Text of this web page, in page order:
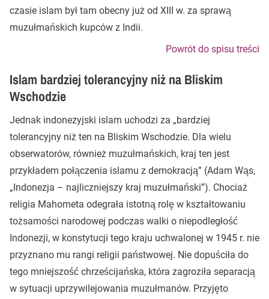
czasie islam był tam obecny już od XIII w. za sprawą
muzułmańskich kupców z Indii.
Powrót do spisu treści
Islam bardziej tolerancyjny niż na Bliskim
Wschodzie
Jednak indonezyjski islam uchodzi za „bardziej
tolerancyjny niż ten na Bliskim Wschodzie. Dla wielu
obserwatorów, również muzułmańskich, kraj ten jest
przykładem połączenia islamu z demokracją” (Adam Wąs,
„Indonezja – najliczniejszy kraj muzułmański”). Chociaż
religia Mahometa odegrała istotną rolę w kształtowaniu
tożsamości narodowej podczas walki o niepodległość
Indonezji, w konstytucji tego kraju uchwalonej w 1945 r. nie
przyznano mu rangi religii państwowej. Nie dopuściła do
tego mniejszość chrześcijańska, która zagroziła separacją
w sytuacji uprzywilejowania muzułmanów. Przyjęto